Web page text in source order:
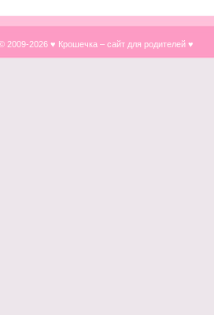
2009-2026 ♥ Крошечка – сайт для родителей ♥